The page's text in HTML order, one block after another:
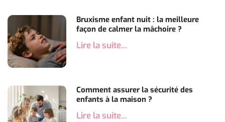
Bruxisme enfant nuit : la meilleure
façon de calmer la mâchoire ?
Lire la suite...
Comment assurer la sécurité des
enfants à la maison ?
Lire la suite...